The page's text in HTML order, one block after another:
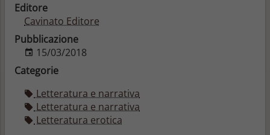
Editore
Cavinato Editore
Pubblicazione
15/03/2018
Categorie
Letteratura e narrativa
Letteratura e narrativa
Letteratura erotica